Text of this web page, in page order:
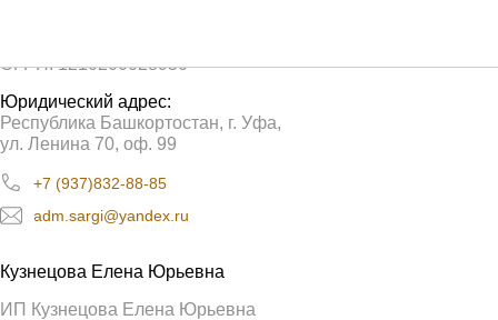
Юридический адрес:
Республика Башкортостан, г. Уфа,
ул. Ленина 70, оф. 99
ОГРН: 1210200028950
adm.sargi@yandex.ru
+7 (937)832-88-85
ИП Кузнецова Елена Юрьевна
Кузнецова Елена Юрьевна